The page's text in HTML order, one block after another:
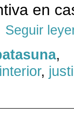
en
Seguir
,
interior,